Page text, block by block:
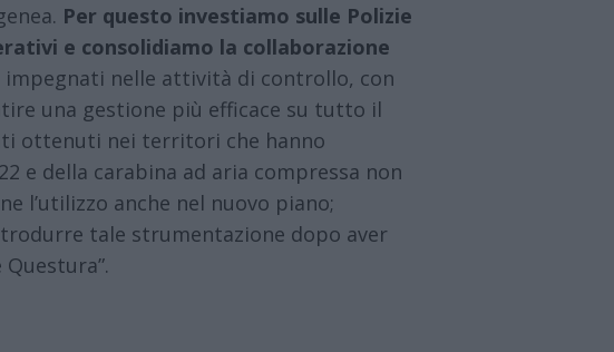
Per questo investiamo sulle Polizie
e consolidiamo la collaborazione
nelle attività di controllo, con
una gestione più efficace su tutto il
ottenuti nei territori che hanno
e della carabina ad aria compressa non
l’utilizzo anche nel nuovo piano;
tale strumentazione dopo aver